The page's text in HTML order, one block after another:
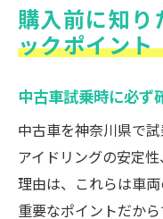
購入前に知り
ックポイント
中古車試乗時に必ず
中古車を神奈川県で
アイドリングの安定
理由は、これらは車
重要なポイントだか